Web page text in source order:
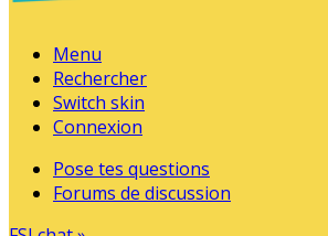
Menu
Rechercher
Switch skin
Connexion
Pose tes questions
Forums de discussion